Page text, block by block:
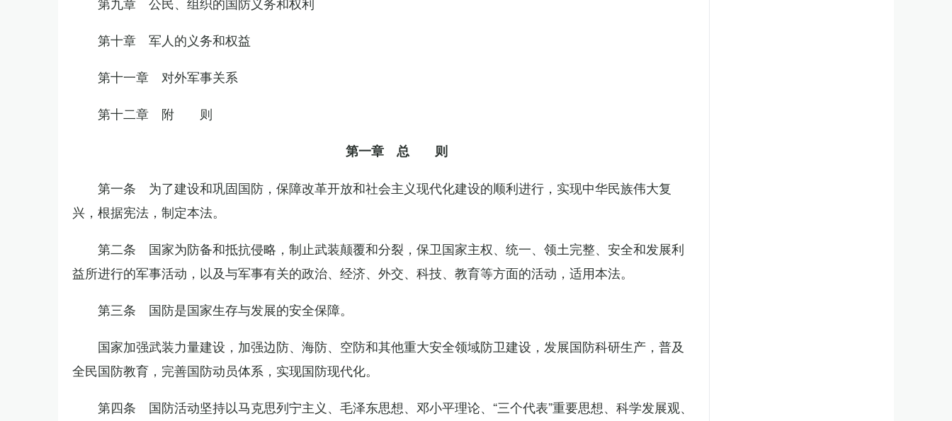
第十章 军人的义务和权益
第十一章 对外军事关系
第十二章 附 则
第一章 总 则
第一条 为了建设和巩固国防，保障改革开放和社会主义现代化建设的顺利进行，实现中华民族伟大复
兴，根据宪法，制定本法。
第二条 国家为防备和抵抗侵略，制止武装颠覆和分裂，保卫国家主权、统一、领土完整、安全和发展利
益所进行的军事活动，以及与军事有关的政治、经济、外交、科技、教育等方面的活动，适用本法。
第三条 国防是国家生存与发展的安全保障。
国家加强武装力量建设，加强边防、海防、空防和其他重大安全领域防卫建设，发展国防科研生产，普及
全民国防教育，完善国防动员体系，实现国防现代化。
第四条 国防活动坚持以马克思列宁主义、毛泽东思想、邓小平理论、“三个代表”重要思想、科学发展观、